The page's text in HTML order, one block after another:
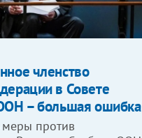
членство
в Совете
– большая ошибка
меры против